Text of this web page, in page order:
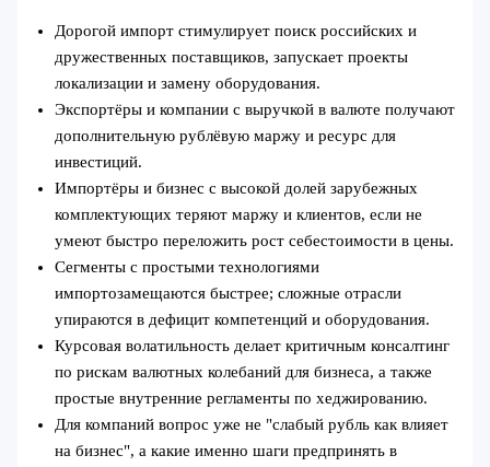
Дорогой импорт стимулирует поиск российских и
дружественных поставщиков, запускает проекты
локализации и замену оборудования.
Экспортёры и компании с выручкой в валюте получают
дополнительную рублёвую маржу и ресурс для
инвестиций.
Импортёры и бизнес с высокой долей зарубежных
комплектующих теряют маржу и клиентов, если не
умеют быстро переложить рост себестоимости в цены.
Сегменты с простыми технологиями
импортозамещаются быстрее; сложные отрасли
упираются в дефицит компетенций и оборудования.
Курсовая волатильность делает критичным консалтинг
по рискам валютных колебаний для бизнеса, а также
простые внутренние регламенты по хеджированию.
Для компаний вопрос уже не "слабый рубль как влияет
на бизнес", а какие именно шаги предпринять в